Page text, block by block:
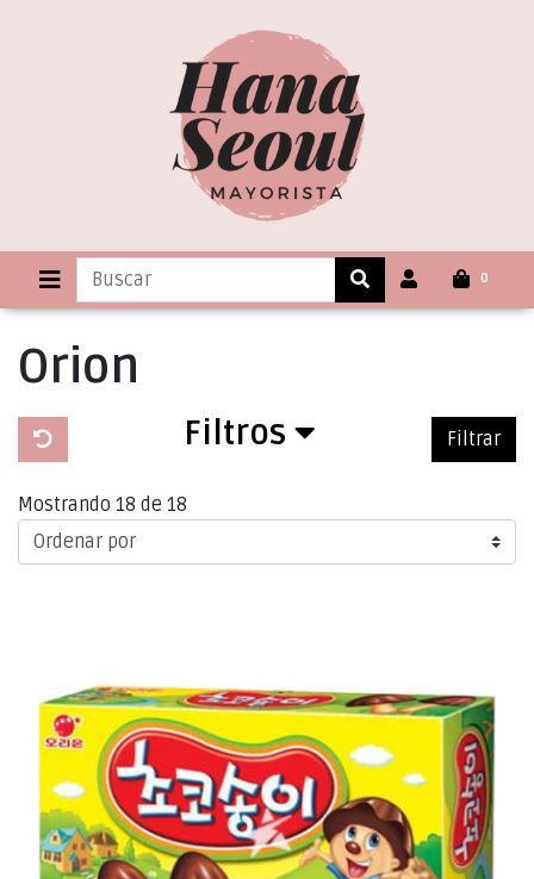
0
Orion
Filtros Filtrar
Mostrando 18 de 18